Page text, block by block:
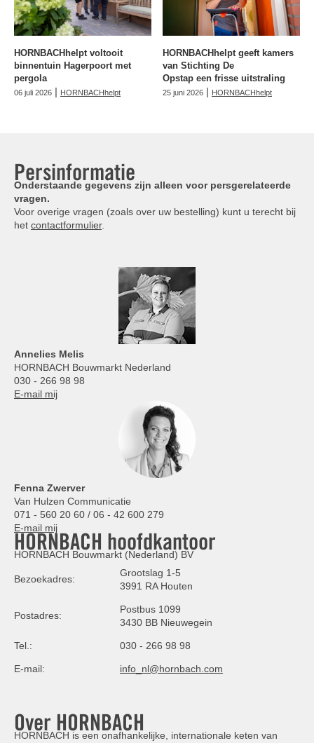
HORNBACHhelpt voltooit
binnentuin Hagerpoort met
pergola
06 juli 2026 | HORNBACHhelpt
HORNBACHhelpt geeft kamers
van Stichting De
Opstap een frisse uitstraling
25 juni 2026 | HORNBACHhelpt
Persinformatie
Onderstaande gegevens zijn alleen voor persgerelateerde
vragen.
Voor overige vragen (zoals over uw bestelling) kunt u terecht bij
het contactformulier.
Annelies Melis
HORNBACH Bouwmarkt Nederland
030 - 266 98 98
E-mail mij
Fenna Zwerver
Van Hulzen Communicatie
071 - 560 20 60 / 06 - 42 600 279
E-mail mij
HORNBACH hoofdkantoor
HORNBACH Bouwmarkt (Nederland) BV
Bezoekadres:
Grootslag 1-5
3991 RA Houten
Postadres:
Postbus 1099
3430 BB Nieuwegein
Tel.: 030 - 266 98 98
E-mail: info_nl@hornbach.com
Over HORNBACH
HORNBACH is een onafhankelijke, internationale keten van